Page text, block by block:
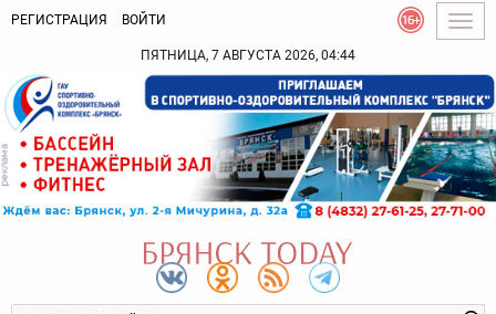
РЕГИСТРАЦИЯ ВОЙТИ
ПЯТНИЦА, 7 АВГУСТА 2026, 04:44